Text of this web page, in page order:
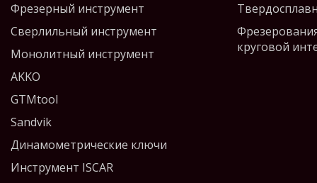
Фрезерный инструмент
Сверлильный инструмент
Монолитный инструмент
AKKO
GTMtool
Sandvik
Динамометрические ключи
Инструмент ISCAR
круговой